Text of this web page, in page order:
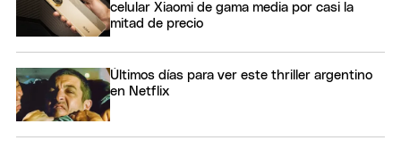
celular Xiaomi de gama media por casi la
mitad de precio
Últimos días para ver este thriller argentino
en Netflix